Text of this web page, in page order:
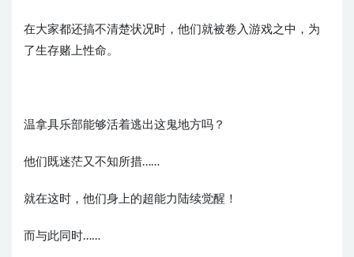
在大家都还搞不清楚状况时，他们就被卷入游戏之中，为
了生存赌上性命。
温拿具乐部能够活着逃出这鬼地方吗？
他们既迷茫又不知所措……
就在这时，他们身上的超能力陆续觉醒！
而与此同时……